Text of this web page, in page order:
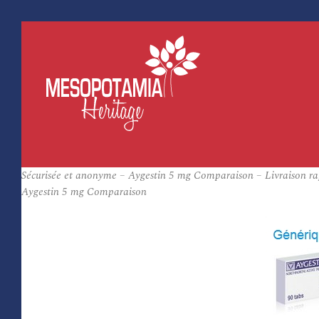
Sécurisée et anonyme – Aygestin 5 mg Comparaison – Livraison
Aygestin 5 mg Comparaison